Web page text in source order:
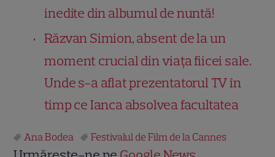
inedite din albumul de nuntă!
Răzvan Simion, absent de la un
moment crucial din viața fiicei sale.
Unde s-a aflat prezentatorul TV în
timp ce Ianca absolvea facultatea
Ana Bodea Festivalul de Film de la Cannes